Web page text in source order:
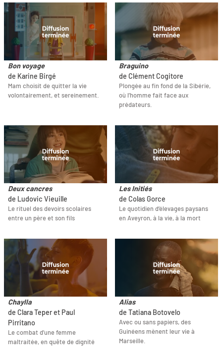
Bon voyage
de Karine Birgé
Mam choisit de quitter la vie
volontairement, et sereinement.
Braguino
de Clément Cogitore
Plongée au fin fond de la Sibérie,
où l’homme fait face aux
prédateurs.
Deux cancres
de Ludovic Vieuille
Le rituel des devoirs scolaires
entre un père et son fils
Les Initiés
de Colas Gorce
Le quotidien d’élevages paysans
en Aveyron, à la vie, à la mort
Chaylla
de Clara Teper et Paul
Pirritano
Le combat d’une femme
maltraitée, en quête de dignité
Alias
de Tatiana Botovelo
Avec ou sans papiers, des
Guinéens mènent leur vie à
Marseille.